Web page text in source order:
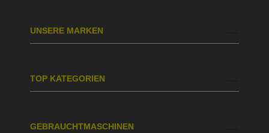
UNSERE MARKEN
TOP KATEGORIEN
GEBRAUCHTMASCHINEN